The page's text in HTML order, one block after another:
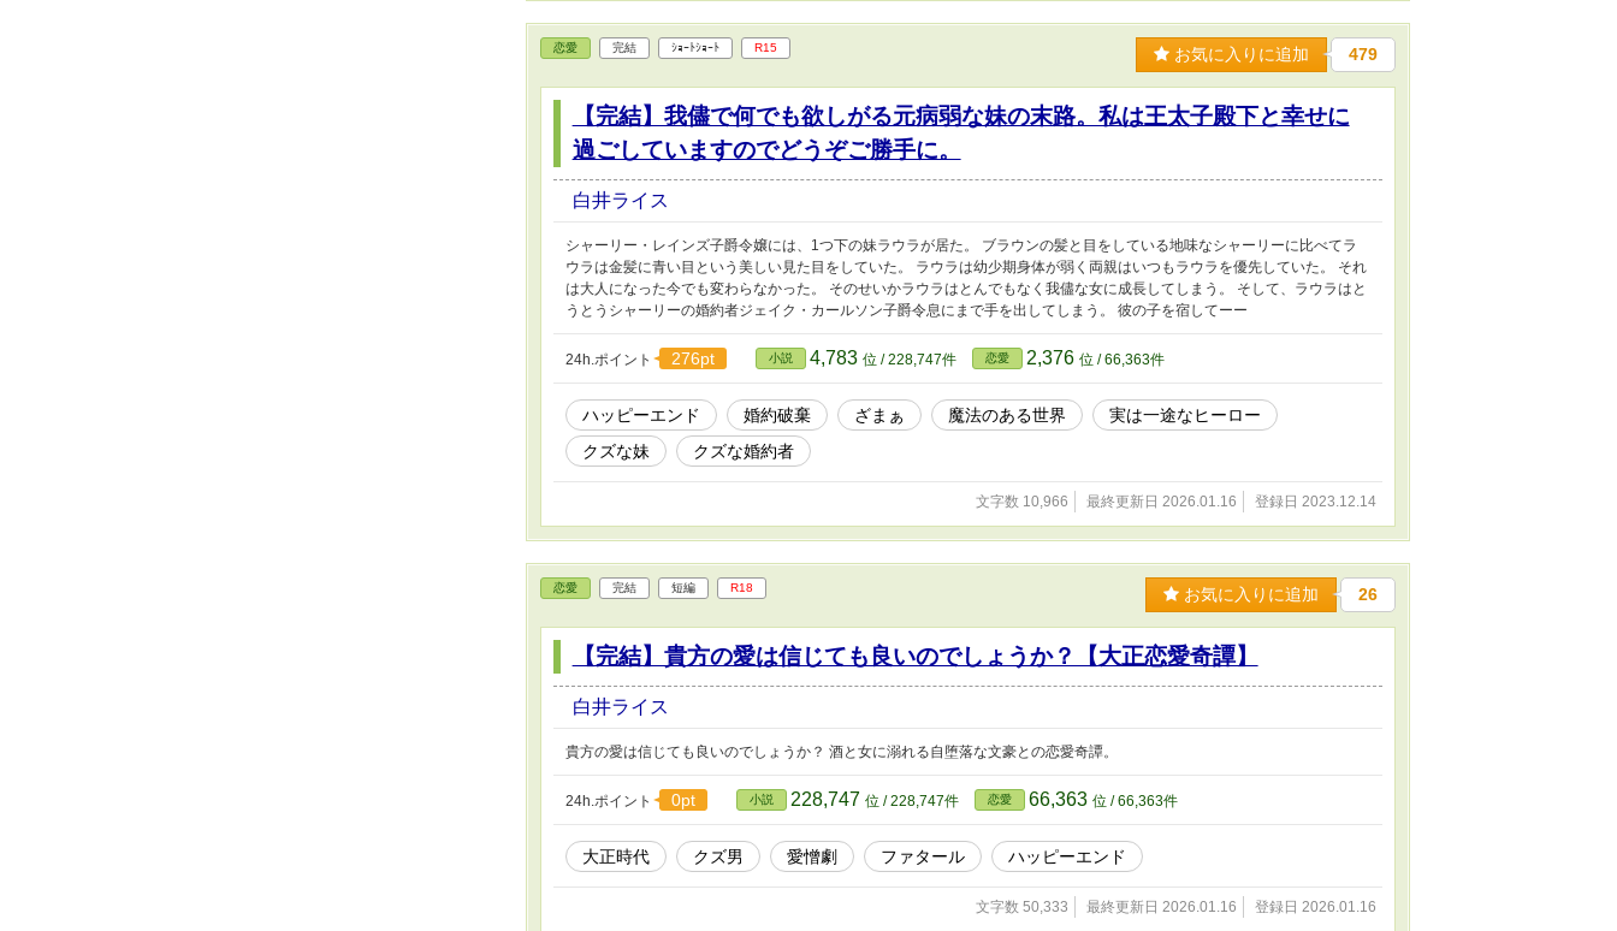
恋愛 完結 ｼｮｰﾄｼｮｰﾄ R15 お気に入りに追加 479
【完結】我儘で何でも欲しがる元病弱な妹の末路。私は王太子殿下と幸せに
過ごしていますのでどうぞご勝手に。
白井ライス
シャーリー・レインズ子爵令嬢には、1つ下の妹ラウラが居た。 ブラウンの髪と目をしている地味なシャーリーに比べてラ
ウラは金髪に青い目という美しい見た目をしていた。 ラウラは幼少期身体が弱く両親はいつもラウラを優先していた。 それ
は大人になった今でも変わらなかった。 そのせいかラウラはとんでもなく我儘な女に成長してしまう。 そして、ラウラはと
うとうシャーリーの婚約者ジェイク・カールソン子爵令息にまで手を出してしまう。 彼の子を宿してーー
24h.ポイント 276pt 小説 4,783 位 / 228,747件 恋愛 2,376 位 / 66,363件
ハッピーエンド 婚約破棄 ざまぁ 魔法のある世界
実は一途なヒーロー
クズな妹
クズな婚約者
文字数 10,966 最終更新日 2026.01.16 登録日 2023.12.14
恋愛 完結 短編 R18 お気に入りに追加 26
【完結】貴方の愛は信じても良いのでしょうか？【大正恋愛奇譚】
白井ライス
貴方の愛は信じても良いのでしょうか？ 酒と女に溺れる自堕落な文豪との恋愛奇譚。
24h.ポイント 0pt 小説 228,747 位 / 228,747件 恋愛 66,363 位 / 66,363件
大正時代 クズ男 愛憎劇 ファタール ハッピーエンド
文字数 50,333 最終更新日 2026.01.16 登録日 2026.01.16